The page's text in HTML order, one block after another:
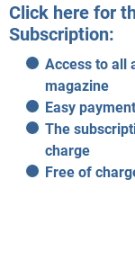
Click here for
Subscription:
Access to all
magazine
Easy
The
charge
Free of